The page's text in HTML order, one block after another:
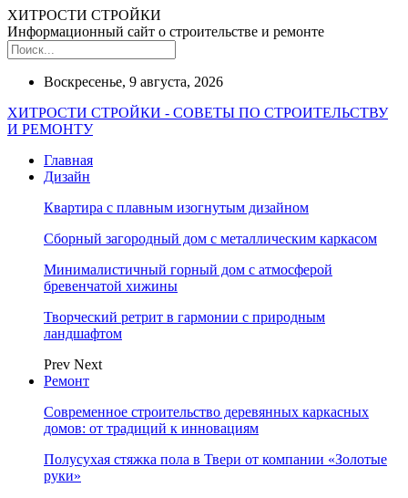
ХИТРОСТИ СТРОЙКИ
Информационный сайт о строительстве и ремонте
Воскресенье, 9 августа, 2026
ХИТРОСТИ СТРОЙКИ - СОВЕТЫ ПО СТРОИТЕЛЬСТВУ
И РЕМОНТУ
Главная
Дизайн
Квартира с плавным изогнутым дизайном
Сборный загородный дом с металлическим каркасом
Минималистичный горный дом с атмосферой
бревенчатой хижины
Творческий ретрит в гармонии с природным
ландшафтом
Prev Next
Ремонт
Современное строительство деревянных каркасных
домов: от традиций к инновациям
Полусухая стяжка пола в Твери от компании «Золотые
руки»